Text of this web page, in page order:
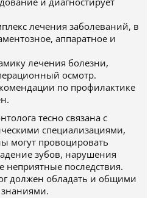
лечения заболеваний, в
аппаратное и
лечения болезни,
осмотр.
по профилактике
тесно связана с
специализациями,
могут провоцировать
зубов, нарушения
неприятные последствия.
должен обладать и общими